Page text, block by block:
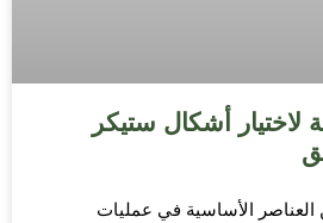
لاختيار أشكال ستيكر
الأساسية في عمليات